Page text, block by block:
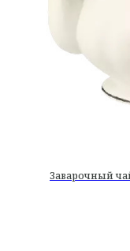
Заварочный